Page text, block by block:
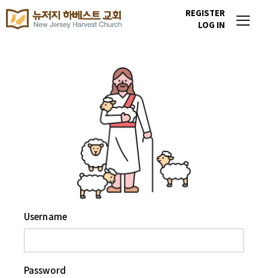
REGISTER
LOG IN
Username
Password